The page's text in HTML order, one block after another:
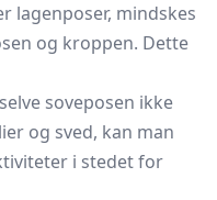
lagenposer, mindskes
og kroppen. Dette
soveposen ikke
og sved, kan man
i stedet for